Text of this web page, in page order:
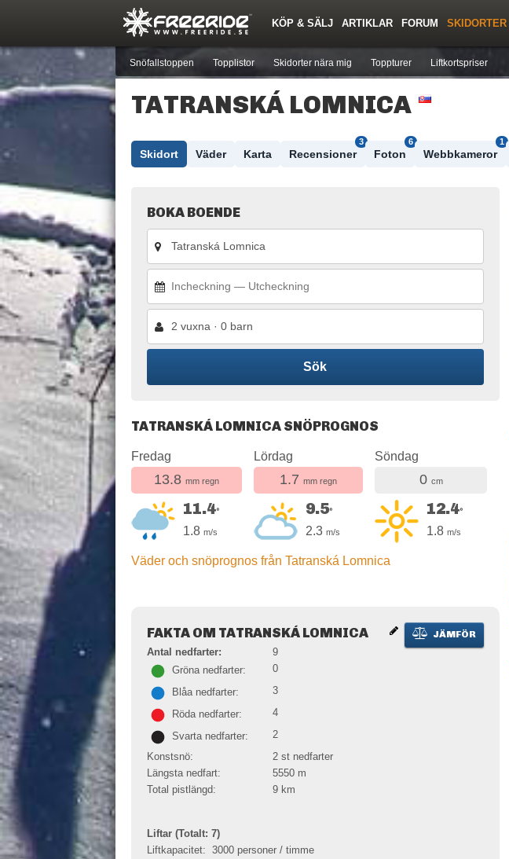
KÖP & SÄLJ ARTIKLAR
Nyheter Quiz Events
FORUM
Nya inlägg Forumlista
SKIDORTER
Snöfallstoppen Topplistor Skidorter nära mig Toppturer Liftkortspriser
Skidor Pjäxor
Årets Krasch
TATRANSKÁ LOMNICA
Skidort Väder Karta Recensioner
3
Foton
6
Webbkameror
1
BOKA BOENDE
2 vuxna · 0 barn
Sök
TATRANSKÁ LOMNICA SNÖPROGNOS
Fredag
13.8 mm regn
11.4°
1.8 m/s
Lördag
1.7 mm regn
9.5°
2.3 m/s
Söndag
0 cm
12.4°
1.8 m/s
Väder och snöprognos från Tatranská Lomnica
JÄMFÖR
FAKTA OM TATRANSKÁ LOMNICA
Antal nedfarter:
9
Gröna nedfarter:
0
Blåa nedfarter: 3
Röda nedfarter: 4
Svarta nedfarter:
2
Konstsnö:
2 st nedfarter
Längsta nedfart:
5550 m
Total pistlängd:
9 km
Liftar (Totalt: 7)
Liftkapacitet: 3000 personer / timme